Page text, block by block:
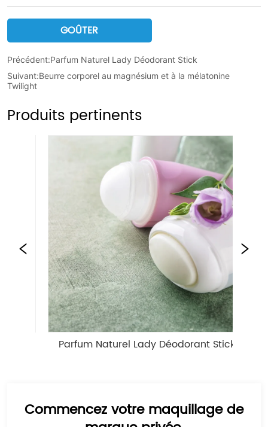
GOÛTER
Précédent:Parfum Naturel Lady Déodorant Stick
Suivant:Beurre corporel au magnésium et à la mélatonine
Twilight
Produits pertinents
Parfum Naturel Lady Déodorant Stick
Commencez votre maquillage de